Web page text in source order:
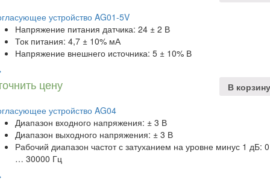
устройство AG01-5V
Напряжение питания датчика: 24 ± 2 В
Ток питания: 4,7 ± 10% мА
Напряжение внешнего источника: 5 ± 10% В
В корзину
цену
устройство AG04
Диапазон входного напряжения: ± 3 В
Диапазон выходного напряжения: ± 3 В
Рабочий диапазон частот с затуханием на уровне минус 1 дБ:
… 30000 Гц